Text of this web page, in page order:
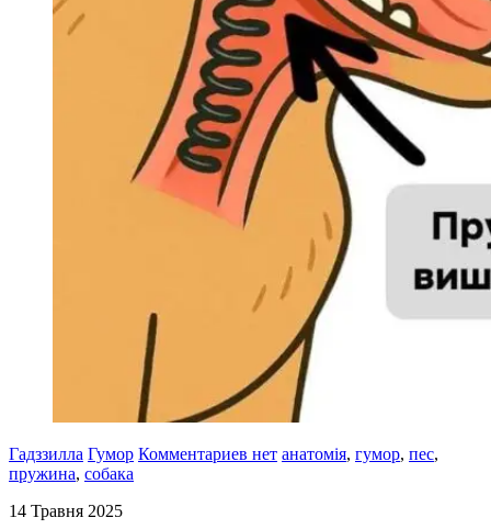
Гадззилла Гумор Комментариев нет анатомія, гумор, пес,
пружина, собака
14 Травня 2025